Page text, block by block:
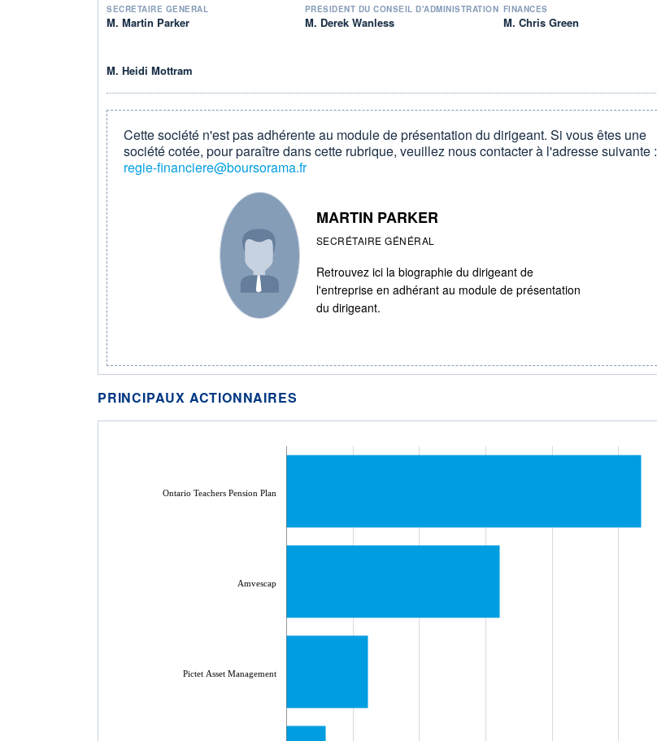
SECRÉTAIRE GÉNÉRAL
M. Martin Parker
PRÉSIDENT DU CONSEIL D'ADMINISTRATION
M. Derek Wanless
FINANCES
M. Chris Green
M. Heidi Mottram
Cette société n'est pas adhérente au module de présentation du dirigeant. Si vous êtes une
société cotée, pour paraître dans cette rubrique, veuillez nous contacter à l'adresse suivante :
regie-financiere@boursorama.fr
MARTIN PARKER
SECRÉTAIRE GÉNÉRAL
Retrouvez ici la biographie du dirigeant de
l'entreprise en adhérant au module de présentation
du dirigeant.
PRINCIPAUX ACTIONNAIRES
Ontario Teachers Pension Plan
Amvescap
Pictet Asset Management